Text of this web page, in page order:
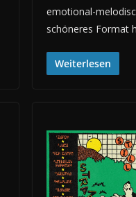
emotional-
schöneres Format
Weiterlesen